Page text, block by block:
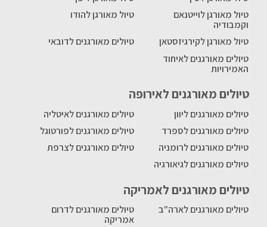
טיול מאורגן לוייטנאם
וקמבודיה
טיול מאורגן להודו
טיול מאורגן לקירגיזסטאן
טיולים מאורגנים לדובאי
טיולים מאורגנים לאיחוד
האמירויות
טיולים מאורגנים לאירופה
טיולים מאורגנים ליוון
טיולים מאורגנים לאיטליה
טיולים מאורגנים לספרד
טיולים מאורגנים לפורטוגל
טיולים מאורגנים לרומניה
טיולים מאורגנים לצרפת
טיולים מאורגנים לגיאורגיה
טיולים מאורגנים לאמריקה
טיולים מאורגנים לארה"ב
טיולים מאורגנים לדרום
אמריקה